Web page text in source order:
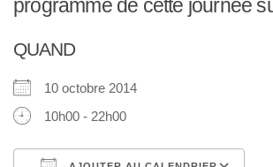
programme de cette journée
QUAND
10 octobre 2014
10h00 - 22h00